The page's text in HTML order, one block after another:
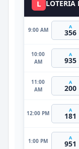
L LOTERIA
9:00 AM A
356
10:00
AM
A
935
11:00
AM
A
200
12:00 PM A
181
1:00 PM A
951